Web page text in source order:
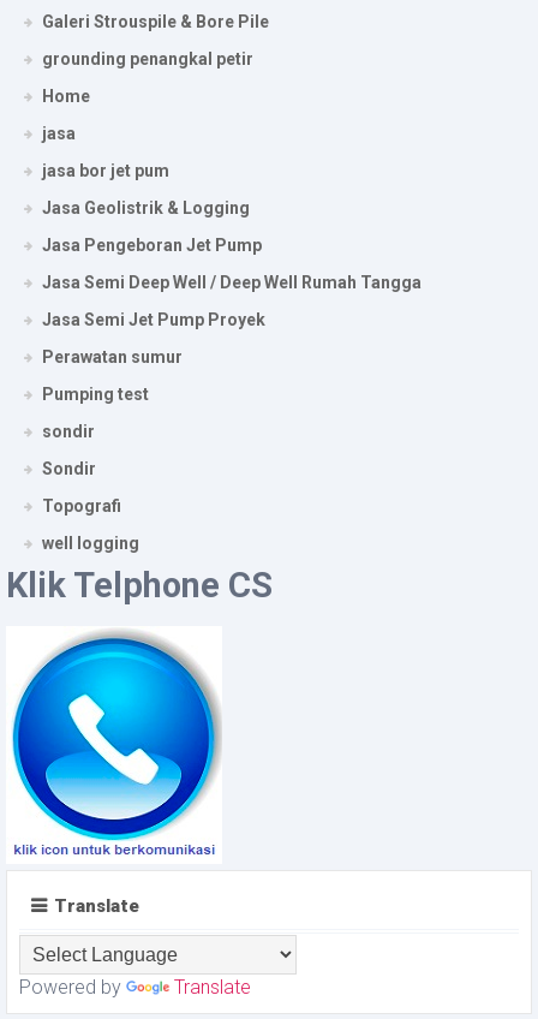
Galeri Strouspile & Bore Pile
grounding penangkal petir
Home
jasa
jasa bor jet pum
Jasa Geolistrik & Logging
Jasa Pengeboran Jet Pump
Jasa Semi Deep Well / Deep Well Rumah Tangga
Jasa Semi Jet Pump Proyek
Perawatan sumur
Pumping test
sondir
Sondir
Topografi
well logging
Klik Telphone CS
Translate
Powered by Translate